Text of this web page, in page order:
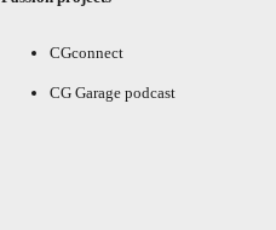
CGconnect
CG Garage podcast